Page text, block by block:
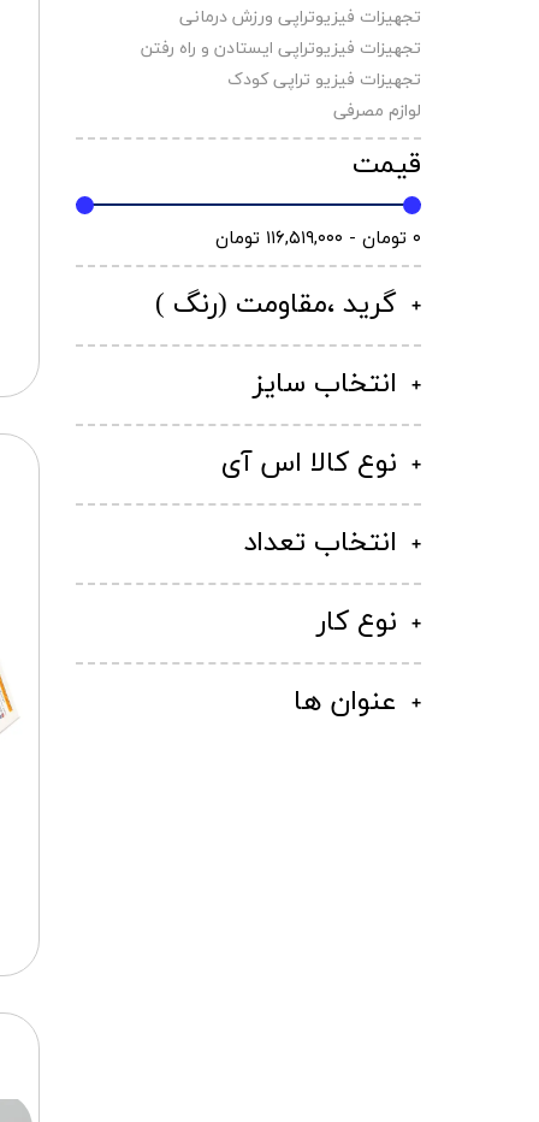
تجهیزات فیزیوتراپی ورزش درمانی
تجهیزات فیزیوتراپی ایستادن و راه رفتن
تجهیزات فیزیو تراپی کودک
لوازم مصرفی
قیمت
۰ تومان - ۱۱۶,۵۱۹,۰۰۰ تومان
گرید ،مقاومت (رنگ )
انتخاب سایز
نوع کالا اس آی
انتخاب تعداد
نوع کار
عنوان ها